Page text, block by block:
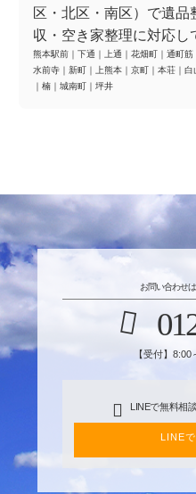
区・北区・南区）で遺品
収・空き家整理に対応し
熊本駅前 下通 上通 花畑町 通町筋
水前寺
新町 上熊本 京町 本荘 白
楠 城南町 坪井
お問い合わせ
【受付】
LINEで無料相
LINE